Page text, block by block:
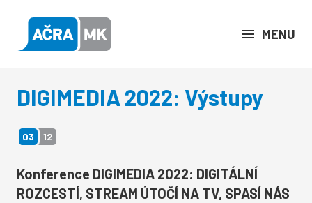
MENU
DIGIMEDIA 2022: Výstupy
03 12
Konference DIGIMEDIA 2022: DIGITÁLNÍ
ROZCESTÍ, STREAM ÚTOČÍ NA TV, SPASÍ NÁS